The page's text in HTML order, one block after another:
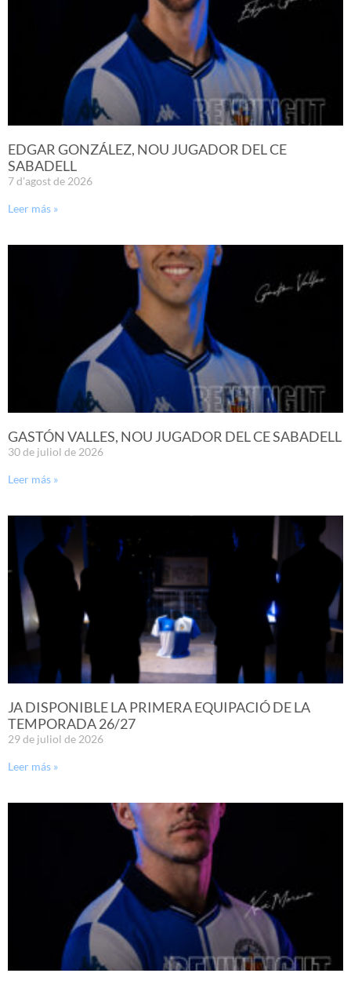
EDGAR GONZÁLEZ, NOU JUGADOR DEL CE
SABADELL
7 d'agost de 2026
Leer más »
GASTÓN VALLES, NOU JUGADOR DEL CE SABADELL
30 de juliol de 2026
Leer más »
JA DISPONIBLE LA PRIMERA EQUIPACIÓ DE LA
TEMPORADA 26/27
29 de juliol de 2026
Leer más »